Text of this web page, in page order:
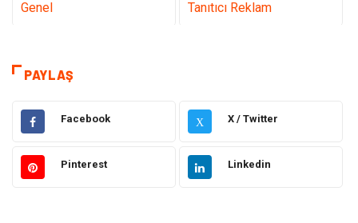
Genel Tanıtıcı Reklam
Hukuk Elektrik Elektronik
Güzellik & Bakım Moda
PAYLAŞ
Facebook X X / Twitter
Pinterest Linkedin